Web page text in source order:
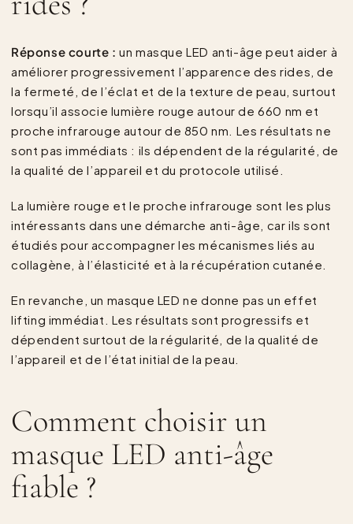
Réponse courte : un masque LED anti-âge peut aider à
améliorer progressivement l’apparence des rides, de
la fermeté, de l’éclat et de la texture de peau, surtout
lorsqu’il associe lumière rouge autour de 660 nm et
proche infrarouge autour de 850 nm. Les résultats ne
sont pas immédiats : ils dépendent de la régularité, de
la qualité de l’appareil et du protocole utilisé.
La lumière rouge et le proche infrarouge sont les plus
intéressants dans une démarche anti-âge, car ils sont
étudiés pour accompagner les mécanismes liés au
collagène, à l’élasticité et à la récupération cutanée.
En revanche, un masque LED ne donne pas un effet
lifting immédiat. Les résultats sont progressifs et
dépendent surtout de la régularité, de la qualité de
l’appareil et de l’état initial de la peau.
Comment choisir un
masque LED anti-âge
fiable ?